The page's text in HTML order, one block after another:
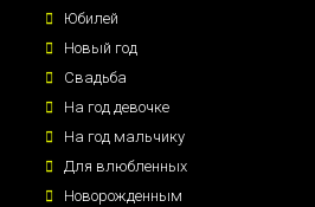
Юбилей
Новый год
Свадьба
На год девочке
На год мальчику
Для влюбленных
Новорожденным